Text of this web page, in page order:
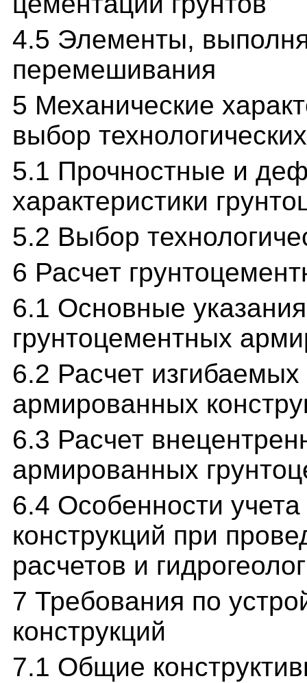
4.5 Элементы,
перемешивания
5 Механические
выбор
5.1 Прочностные и
характеристики
5.2 Выбор
6 Расчет
6.1 Основные
грунтоцементных
6.2 Расчет
армированных
6.3 Расчет
армированных
6.4 Особенности
конструкций при
расчетов и
7 Требования по
конструкций
7.1 Общие